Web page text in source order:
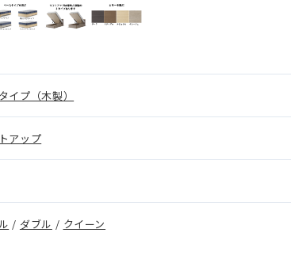
イプ（木製）
アップ
/ ダブル / クイーン